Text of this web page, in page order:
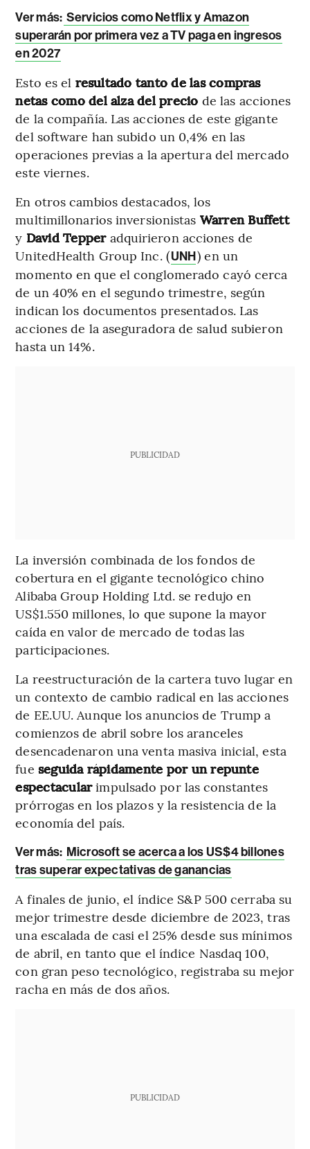
Ver más: Servicios como Netflix y Amazon
superarán por primera vez a TV paga en ingresos
en 2027
Esto es el resultado tanto de las compras
netas como del alza del precio de las acciones
de la compañía. Las acciones de este gigante
del software han subido un 0,4% en las
operaciones previas a la apertura del mercado
este viernes.
En otros cambios destacados, los
multimillonarios inversionistas Warren Buffett
y David Tepperadquirieron acciones de
UnitedHealth Group Inc. (UNH) en un
momento en que el conglomerado cayó cerca
de un 40% en el segundo trimestre, según
indican los documentos presentados. Las
acciones de la aseguradora de salud subieron
hasta un 14%.
PUBLICIDAD
La inversión combinada de los fondos de
cobertura en el gigante tecnológico chino
Alibaba Group Holding Ltd. se redujo en
US$1.550 millones, lo que supone la mayor
caída en valor de mercado de todas las
participaciones.
La reestructuración de la cartera tuvo lugar en
un contexto de cambio radical en las acciones
de EE.UU. Aunque los anuncios de Trump a
comienzos de abril sobre los aranceles
desencadenaron una venta masiva inicial, esta
fue seguida rápidamente por un repunte
espectacularimpulsado por las constantes
prórrogas en los plazos y la resistencia de la
economía del país.
Ver más: Microsoft se acerca a los US$4 billones
tras superar expectativas de ganancias
A finales de junio, el índice S&P 500 cerraba su
mejor trimestre desde diciembre de 2023, tras
una escalada de casi el 25% desde sus mínimos
de abril, en tanto que el índice Nasdaq 100,
con gran peso tecnológico, registraba su mejor
racha en más de dos años.
PUBLICIDAD